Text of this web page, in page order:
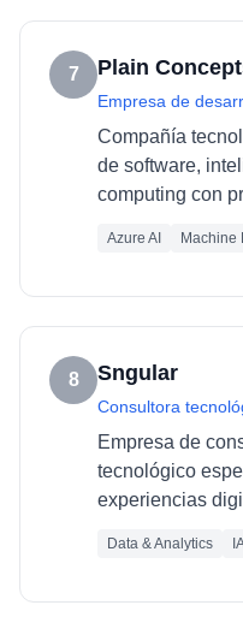
7 Plain
Empresa de
Compañía
de software,
computing con
Azure AI Machine
8 Sngular
Consultora
Empresa de
tecnológico
experiencias
Data & Analytics